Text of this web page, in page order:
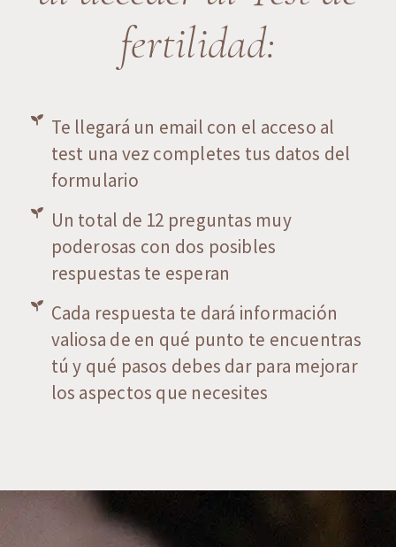
fertilidad:
Te llegará un email con el acceso al
test una vez completes tus datos del
formulario
Un total de 12 preguntas muy
poderosas con dos posibles
respuestas te esperan
Cada respuesta te dará información
valiosa de en qué punto te encuentras
tú y qué pasos debes dar para mejorar
los aspectos que necesites